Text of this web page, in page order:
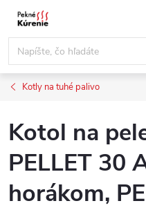
Prejsť
obsah
Kotly na tuhé palivo
Kotol na
PELLET 30
horákom,